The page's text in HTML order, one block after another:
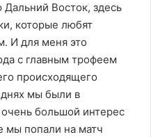
Восток, здесь
которые любят
И для меня это
с главным трофеем
происходящего
мы были в
большой интерес
мы попали на матч